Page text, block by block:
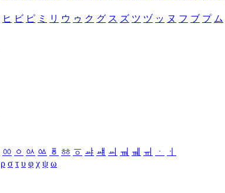
ヒ ビ ピ ミ リ ウ ゥ ク グ ス ズ ツ ヅ ッ ヌ フ ブ プ ム
ㆀ ㆁ ㆂ ㆃ ㆄ ㆅ ㆆ ㆇ ㆈ ㆉ ㆊ ㆋ ㆌ ㆍ
ㆎ
ρ σ τ υ φ χ ψ ω